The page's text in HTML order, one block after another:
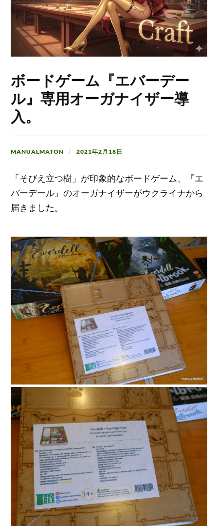
ボードゲーム『エバーデー
ル』専用オーガナイザー導
入。
MANUALMATON 2021年2月18日
「そびえ立つ樹」が印象的なボードゲーム、『エ
バーデール』のオーガナイザーがウクライナから
届きました。